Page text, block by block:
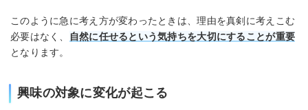
このように急に考え方が変わったときは、理由を真剣に考えこむ
必要はなく、
自然に任せるという気持ちを大切にすることが重要
となります。
興味の対象に変化が起こる